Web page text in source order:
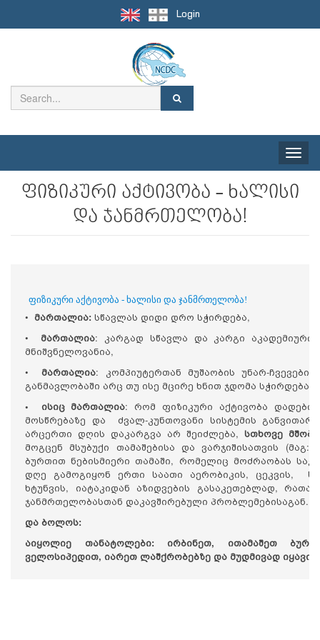
Login
Toggle
ფიზიკური აქტივობა - ხალისი
და ჯანმრთელობა!
ფიზიკური აქტივობა - ხალისი და ჯანმრთელობა!
• მართალია: სწავლას დიდი დრო სჭირდება,
•მართალია: კარგად სწავლა და კარგი აკადემიური
მნიშვნელოვანია,
•მართალია: კომპიუტერთან მუშაობის უნარ-
განმავლობაში არც თუ ისე მცირე ხნით ჯდომა სჭირდება,
• ისიც მართალია: რომ ფიზიკური აქტივობა
მოსწრებაზე და ძვალ-კუნთოვანი სისტემის
არცერთი დღის დაკარგვა არ შეიძლება, სთხოვე
მოგცენ მსუბუქი თამაშებისა და ვარჯიშისათვის
ბურთით ნებისმიერი თამაში, რომელიც მოძრაობას
დღე გამოგიყონ ერთი საათი აერობიკის, ცეკვის,
ხტუნვის, იატაკიდან აზიდვების გასაკეთებლად,
ჯანმრთელობასთან დაკავშირებული პრობლემებისაგან.
და ბოლოს:
აიყოლიე თანატოლები: ირბინეთ, ითამაშეთ
ველოსიპედით, იარეთ ლაშქრობებზე და მუდმივად